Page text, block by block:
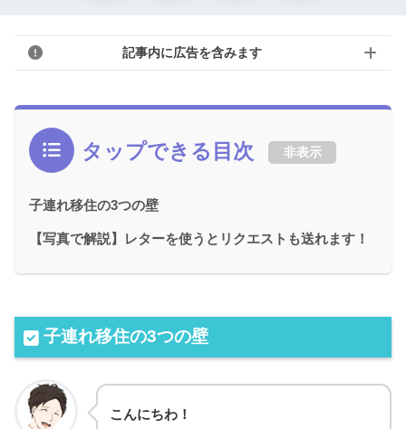
記事内に広告を含みます
タップできる目次 非表示
子連れ移住の3つの壁
【写真で解説】レターを使うとリクエストも送れます！
子連れ移住の3つの壁
こんにちわ！